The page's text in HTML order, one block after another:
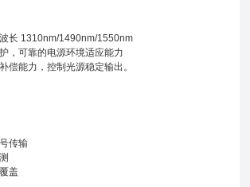
长 1310nm/1490nm/1550nm
，可靠的电源环境适应能力
偿能力，控制光源稳定输出。
传输
盖